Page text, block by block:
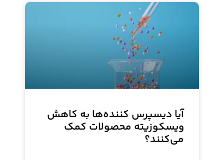
آیا دیسپرس کننده‌ها به کاهش
ویسکوزیته محصولات کمک
می‌کنند؟